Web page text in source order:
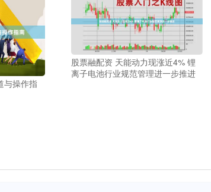
与操作指
股票融配资 天能动力现涨近4% 锂
离子电池行业规范管理进一步推进